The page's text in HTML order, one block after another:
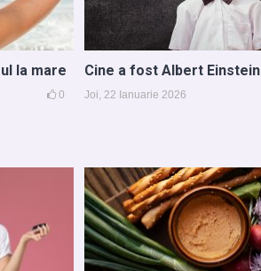
la mare
0
Cine a fost Albert Einstein
Joi, 22 Ianuarie 2026